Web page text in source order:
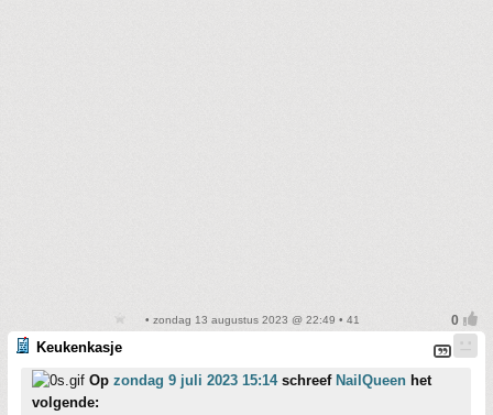
• zondag 13 augustus 2023 @ 22:49 • 41
Keukenkasje
Op zondag 9 juli 2023 15:14schreef NailQueen het
volgende: